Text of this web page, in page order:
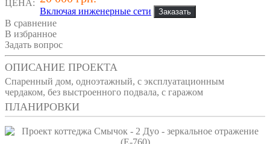
ЦЕНА:
Включая инженерные сети
В сравнение
В избранное
Задать вопрос
ОПИСАНИЕ ПРОЕКТА
Спаренный дом, одноэтажный, с эксплуатационным
чердаком, без выстроенного подвала, с гаражом
ПЛАНИРОВКИ